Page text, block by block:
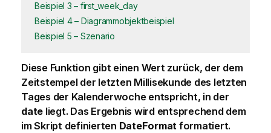
Beispiel 3 – first_week_day
Beispiel 4 – Diagrammobjektbeispiel
Beispiel 5 – Szenario
Diese Funktion gibt einen Wert zurück, der dem
Zeitstempel der letzten Millisekunde des letzten
Tages der Kalenderwoche entspricht, in der
date liegt. Das Ergebnis wird entsprechend dem
im Skript definierten DateFormat formatiert.